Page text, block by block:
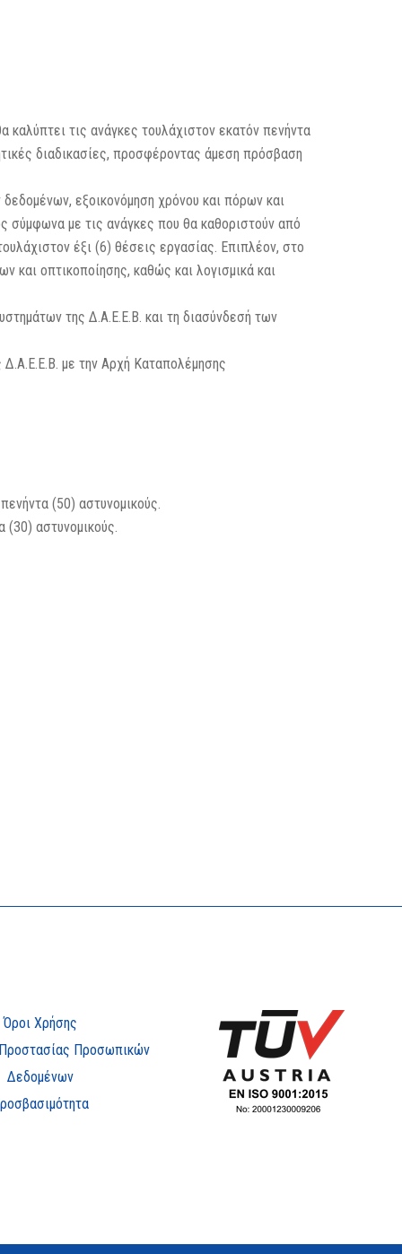
τις ανάγκες τουλάχιστον εκατόν πενήντα
διαδικασίες, προσφέροντας άμεση πρόσβαση
εξοικονόμηση χρόνου και πόρων και
σύμφωνα με τις ανάγκες που θα καθοριστούν από
έξι (6) θέσεις εργασίας. Επιπλέον, στο
και οπτικοποίησης, καθώς και λογισμικά και
της Δ.Α.Ε.Ε.Β. και τη διασύνδεσή των
Δ.Α.Ε.Ε.Β. με την Αρχή Καταπολέμησης
(50) αστυνομικούς.
(30) αστυνομικούς.
Όροι Χρήσης
Προσωπικών
Δεδομένων